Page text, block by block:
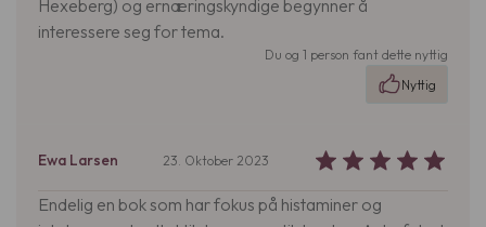
Hexeberg) og ernæringskyndige begynner å
interessere seg for tema.
Du og 1 person fant dette nyttig
Nyttig
Ewa Larsen 23. Oktober 2023
Endelig en bok som har fokus på histaminer og